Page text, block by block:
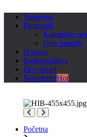
Naslovna
Proizvodi
Kategorije
Opis ponude
O nama
Predstavništva
Download
NewsletterHot
Početna